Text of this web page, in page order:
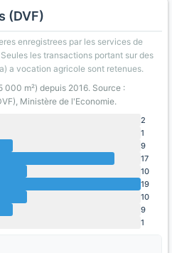
(DVF)
enregistrees par les services de
les transactions portant sur des
a vocation agricole sont retenues.
m²) depuis 2016. Source :
Ministère de l'Economie.
2
1
9
17
10
19
10
9
1